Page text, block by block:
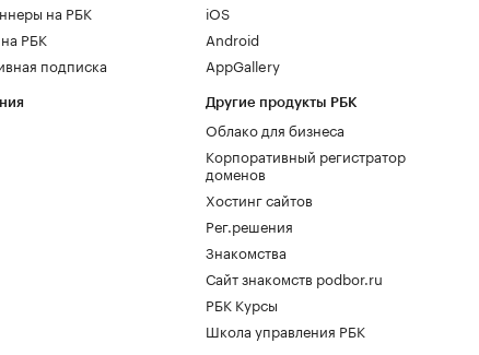
на РБК
РБК
подписка
iOS
Android
AppGallery
Другие продукты РБК
Облако для бизнеса
Корпоративный регистратор
доменов
Хостинг сайтов
Рег.решения
Знакомства
Сайт знакомств podbor.ru
РБК Курсы
Школа управления РБК